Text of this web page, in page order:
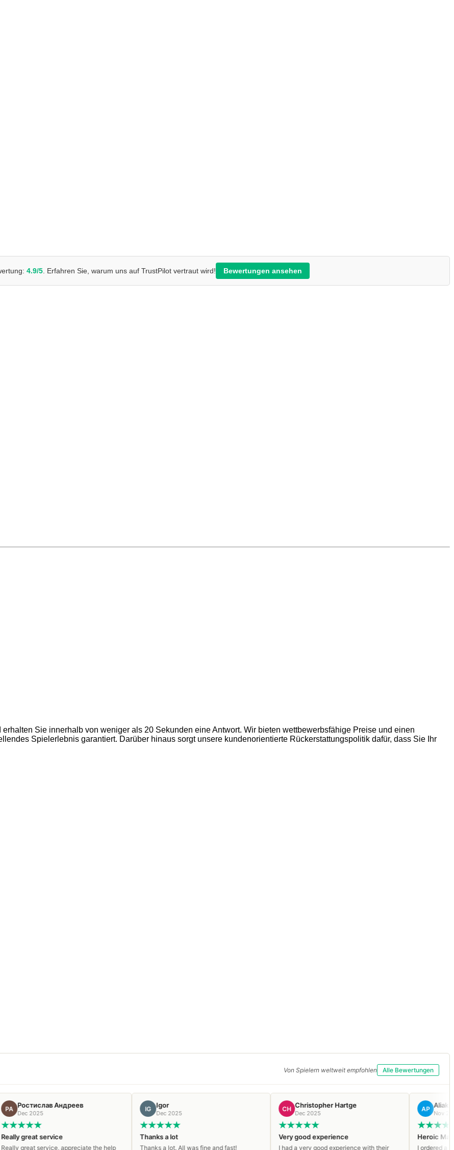
4.9/5. Erfahren Sie, warum uns auf TrustPilot vertraut wird! Bewertungen ansehen
Sie innerhalb von weniger als 20 Sekunden eine Antwort. Wir bieten wettbewerbsfähige Preise und einen
Spielerlebnis garantiert. Darüber hinaus sorgt unsere kundenorientierte Rückerstattungspolitik dafür, dass Sie Ihr
Von Spielern weltweit empfohlen Alle Bewertungen
Андреев
appreciate the help Thanks a lot. All was fine and fast!
Christopher Hartge
Very good experience
I had a very good experience with their
Aliaksandr P.
Heroic Managorn Omega
I ordered a Heroic Managorn